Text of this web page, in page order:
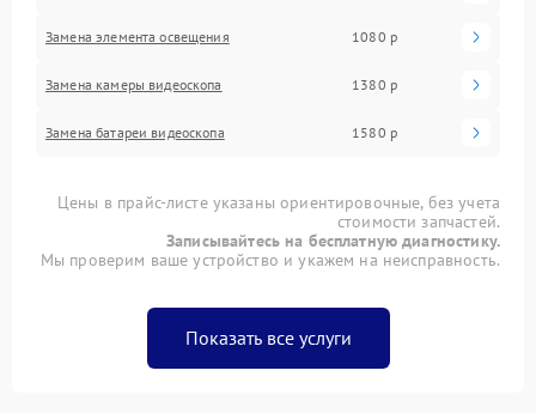
Замена элемента освещения 1080 р
Замена камеры видеоскопа 1380 р
Замена батареи видеоскопа 1580 р
Цены в прайс-листе указаны ориентировочные, без учета
стоимости запчастей.
Записывайтесь на бесплатную диагностику.
Мы проверим ваше устройство и укажем на неисправность.
Показать все услуги